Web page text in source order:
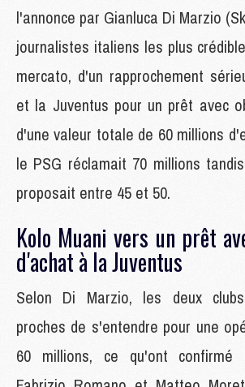
l'annonce par Gianluca Di Marzio
journalistes italiens les plus
mercato, d'un rapprochement
et la Juventus pour un prêt avec
d'une valeur totale de 60 millions
le PSG réclamait 70 millions
proposait entre 45 et 50.
Kolo Muani vers un prêt
d'achat à la Juventus
Selon Di Marzio, les deux
proches de s'entendre pour une
60 millions, ce qu'ont